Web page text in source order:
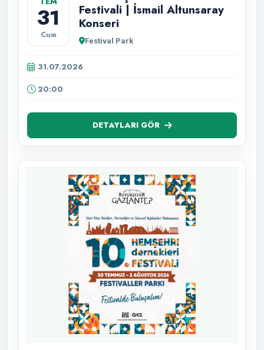
31
Cum
Festivali | İsmail Altunsaray
Konseri
Festival Park
31.07.2026
20:00
DETAYLARI GÖR